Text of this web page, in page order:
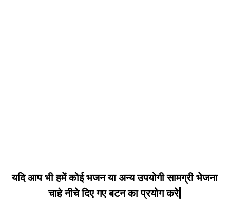
यदि आप भी हमें कोई भजन या अन्य उपयोगी सामग्री भेजना
चाहे नीचे दिए गए बटन का प्रयोग करे|